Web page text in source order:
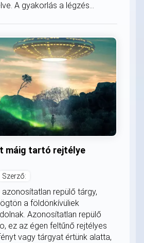
A gyakorlás a légzés...
máig tartó rejtélye
Szerző:
repülő tárgy,
a földönkívüliek
Azonosítatlan repülő
ez az égen feltűnő rejtélyes
vagy tárgyat értünk alatta,